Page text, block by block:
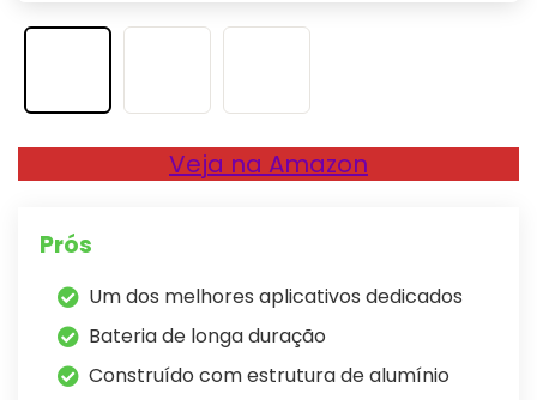
Veja na Amazon
Prós
Um dos melhores aplicativos dedicados
Bateria de longa duração
Construído com estrutura de alumínio